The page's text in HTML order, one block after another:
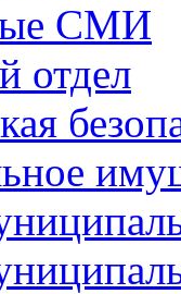
СМИ
отдел